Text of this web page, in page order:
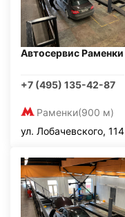
Автосервис Раменки
+7 (495) 135-42-87
Раменки(900 м)
ул. Лобачевского, 114